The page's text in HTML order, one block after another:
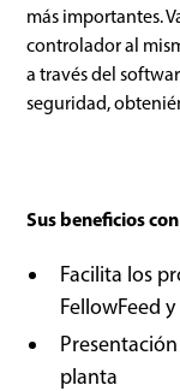
más importantes.
controlador al
a través del
seguridad,
Sus beneficios con
Facilita los
FellowFeed
planta